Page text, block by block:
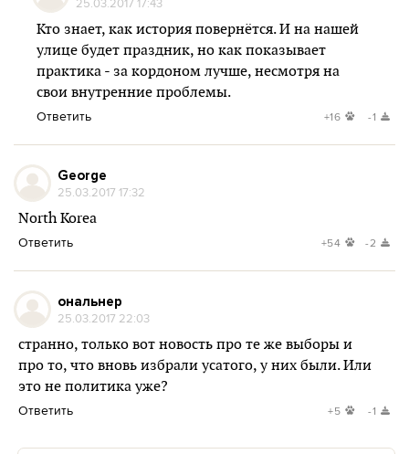
Кто знает, как история повернётся. И на нашей
улице будет праздник, но как показывает
практика - за кордоном лучше, несмотря на
свои внутренние проблемы.
Ответить +16 -1
George
25.03.2017 17:32
North Korea
Ответить +54 -2
ональнер
25.03.2017 22:03
странно, только вот новость про те же выборы и
про то, что вновь избрали усатого, у них были. Или
это не политика уже?
Ответить +5 -1